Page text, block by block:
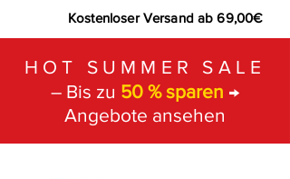
Kostenloser Versand ab 69,00€
HOT SUMMER SALE
– Bis zu 50 % sparen →
Angebote ansehen